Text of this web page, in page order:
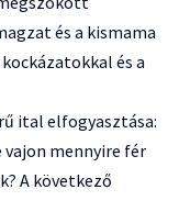
és a kismama
és a
ital elfogyasztása:
vajon mennyire fér
A következő